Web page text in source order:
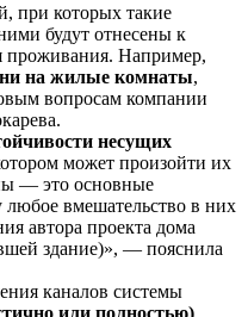
при которых такие
будут отнесены к
проживания. Например,
на жилые комнаты,
вопросам компании
несущих
может произойти их
— это основные
вмешательство в них
автора проекта дома
здание)», — пояснила
каналов системы
или полностью)